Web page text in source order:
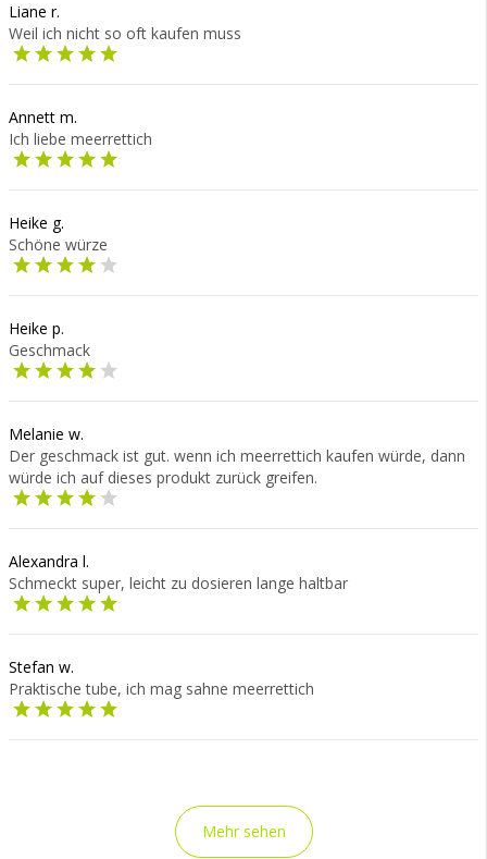
Liane r.
Weil ich nicht so oft kaufen muss
Annett m.
Ich liebe meerrettich
Heike g.
Schöne würze
Heike p.
Geschmack
Melanie w.
Der geschmack ist gut. wenn ich meerrettich kaufen würde, dann
würde ich auf dieses produkt zurück greifen.
Alexandra l.
Schmeckt super, leicht zu dosieren lange haltbar
Stefan w.
Praktische tube, ich mag sahne meerrettich
Mehr sehen